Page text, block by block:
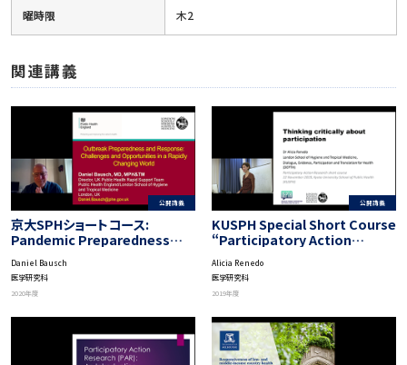
曜時限 木2
関連講義
公開講義
京大SPHショートコース:
Pandemic Preparedness
Health Rapid Support Team
Daniel Bausch
医学研究科
2020年度
公開講義
KUSPH Special Short Course
“Participatory Action
Strategies of PAR
Alicia Renedo
医学研究科
2019年度